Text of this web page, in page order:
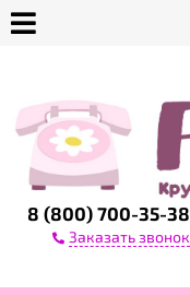
магазине
Доставка
8 (800) 700-35-38
Заказать звонок